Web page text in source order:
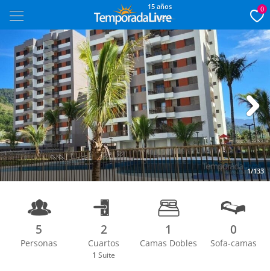
15 años 0
1/133
Next
5
Personas
2
Cuartos
1 Suite
1
Camas Dobles
0
Sofa-camas